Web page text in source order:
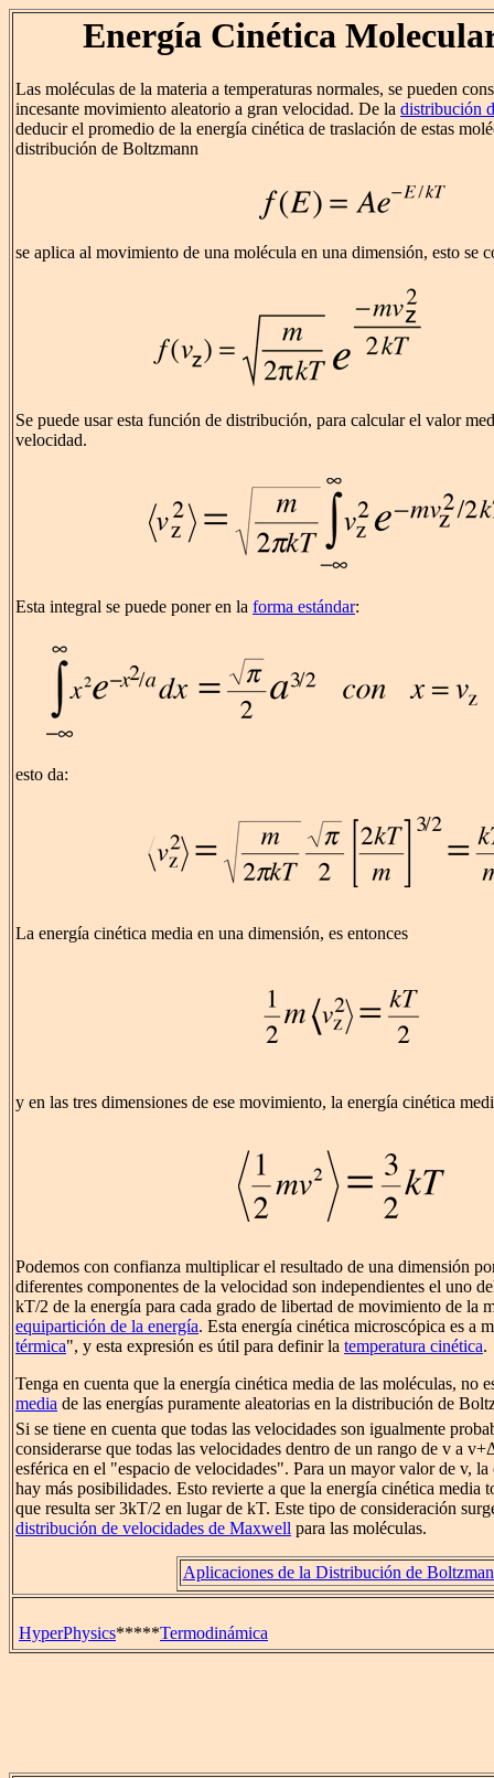
Energía Cinética
Las moléculas de la materia a temperaturas normales, se pueden
incesante movimiento aleatorio a gran velocidad. De la distribución
deducir el promedio de la energía cinética de traslación de estas
distribución de Boltzmann
se aplica al movimiento de una molécula en una dimensión, esto se
Se puede usar esta función de distribución, para calcular el valor
velocidad.
Esta integral se puede poner en la forma estándar:
esto da:
La energía cinética media en una dimensión, es entonces
y en las tres dimensiones de ese movimiento, la energía cinética
Podemos con confianza multiplicar el resultado de una dimensión
diferentes componentes de la velocidad son independientes el uno
kT/2 de la energía para cada grado de libertad de movimiento de la
equipartición de la energía. Esta energía cinética microscópica es a
térmica", y esta expresión es útil para definir la temperatura cinética.
Tenga en cuenta que la energía cinética media de las moléculas, no
media de las energías puramente aleatorias en la distribución de
Si se tiene en cuenta que todas las velocidades son igualmente
considerarse que todas las velocidades dentro de un rango de v a
esférica en el "espacio de velocidades". Para un mayor valor de v, la
hay más posibilidades. Esto revierte a que la energía cinética media
que resulta ser 3kT/2 en lugar de kT. Este tipo de consideración
distribución de velocidades de Maxwell para las moléculas.
Aplicaciones de la Distribución de
HyperPhysics*****Termodinámica